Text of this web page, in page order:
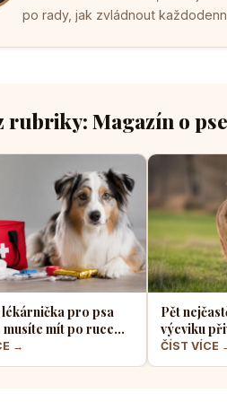
po rady, jak zvládnout
rubriky: Magazín o
pro psa
musíte mít po ruce
nouze
→
Pět
výcviku
většina
ČÍST VÍCE